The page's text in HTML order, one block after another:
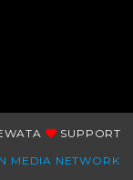
SUPPORT
MEDIA NETWORK